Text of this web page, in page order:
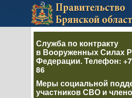
Служба по контракту
в Вооруженных Силах
Федерации. Телефон:
86
Меры социальной
участников СВО и